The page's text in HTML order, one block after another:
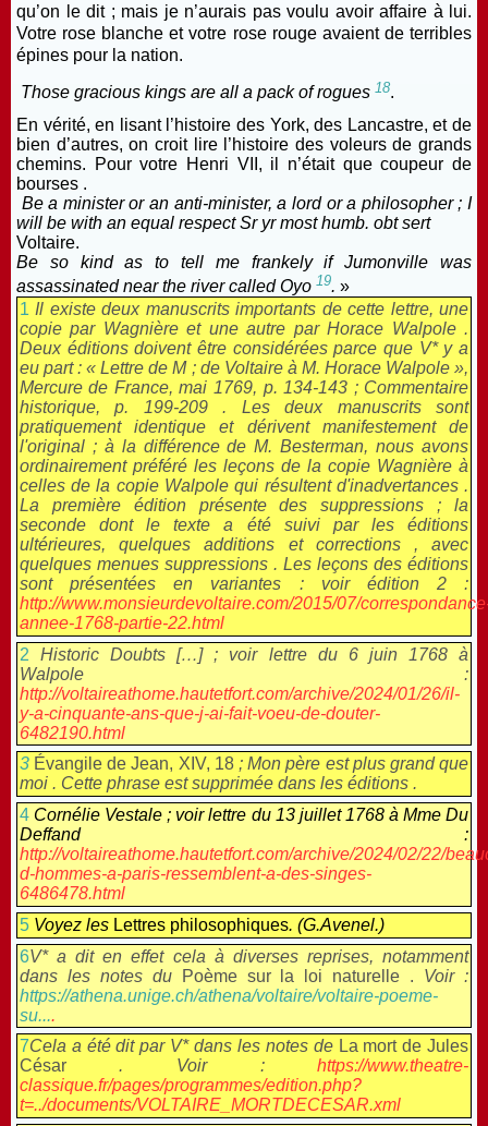
qu’on le dit ; mais je n’aurais pas voulu avoir affaire à lui.
Votre rose blanche et votre rose rougeavaient de terribles
épines pour la nation.
Those gracious kings are all a pack of rogues 18.
En vérité, en lisant l’histoire des York, des Lancastre, et de
bien d’autres, on croit lire l’histoire des voleurs de grands
chemins. Pour votre Henri VII, il n’était que coupeur de
bourses .
Be a minister or an anti-minister, a lord or a philosopher ; I
will be with an equal respect Sr yr most humb. obt sert
Voltaire.
Be so kind as to tell me frankely if Jumonville was
assassinated near the river called Oyo 19. »
1 Il existe deux manuscrits importants de cette lettre, une
copie par Wagnière et une autre par Horace Walpole .
Deux éditions doivent être considérées parce que V* y a
eu part : « Lettre de M ; de Voltaire à M. Horace Walpole »,
Mercure de France, mai 1769, p. 134-143 ; Commentaire
historique, p. 199-209 . Les deux manuscrits sont
pratiquement identique et dérivent manifestement de
l'original ; à la différence de M. Besterman, nous avons
ordinairement préféré les leçons de la copie Wagnière à
celles de la copie Walpole qui résultent d'inadvertances .
La première édition présente des suppressions ; la
seconde dont le texte a été suivi par les éditions
ultérieures, quelques additions et corrections , avec
quelques menues suppressions . Les leçons des éditions
sont présentées en variantes : voir édition 2 :
http://www.monsieurdevoltaire.com/2015/07/
annee-1768-partie-22.html
2 Historic Doubts […] ; voir lettre du 6 juin 1768 à
Walpole :
http://voltaireathome.hautetfort.com/archive/2024/01/26/il-
y-a-cinquante-ans-que-j-ai-fait-voeu-de-douter-
6482190.html
3 Évangile de Jean, XIV, 18 ; Mon père est plus grand que
moi . Cette phrase est supprimée dans les éditions .
4 Cornélie Vestale ; voir lettre du 13 juillet 1768 à Mme Du
Deffand :
http://voltaireathome.hautetfort.com/archive/2024/02/22/
d-hommes-a-paris-ressemblent-a-des-singes-
6486478.html
5 Voyez les Lettres philosophiques. (G.Avenel.)
6V* a dit en effet cela à diverses reprises, notamment
dans les notes du
Poème sur la loi naturelle . Voir :
https://athena.unige.ch/athena/voltaire/voltaire-poeme-
su....
7Cela a été dit par V* dans les notes de La mort de Jules
César . Voir :https://www.theatre-
classique.fr/pages/programmes/edition.php?
t=../documents/VOLTAIRE_MORTDECESAR.xml